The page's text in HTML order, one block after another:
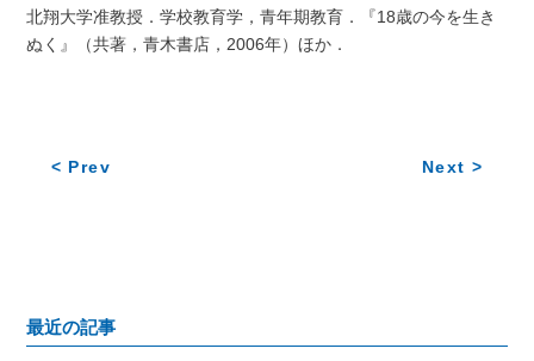
北翔大学准教授．学校教育学，青年期教育．『18歳の今を生き
ぬく』（共著，青木書店，2006年）ほか．
< Prev Next >
最近の記事